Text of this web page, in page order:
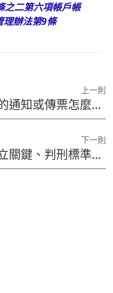
之二第六項帳戶帳
理辦法第9條
上一則
「收到涉及詐騙或洗錢案件的通知或傳票怎麼辦？律師教你3招如何自保並證明清白！」
下一則
只是嗆聲也犯法？恐嚇罪成立關鍵、判刑標準與賠償一次了解